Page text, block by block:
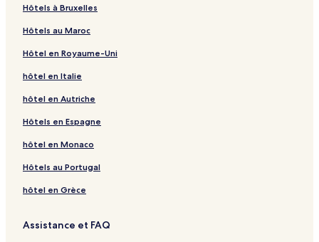
Hôtels à Bruxelles
Hôtels au Maroc
Hôtel en Royaume-Uni
hôtel en Italie
hôtel en Autriche
Hôtels en Espagne
hôtel en Monaco
Hôtels au Portugal
hôtel en Grèce
Assistance et FAQ